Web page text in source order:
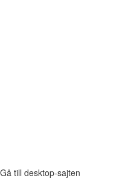
Gå till desktop-sajten